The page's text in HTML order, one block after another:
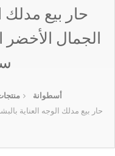
حار بيع مدلك
الجمال الأخضر
أسطوانة
حار بيع مدلك الوجه العناية